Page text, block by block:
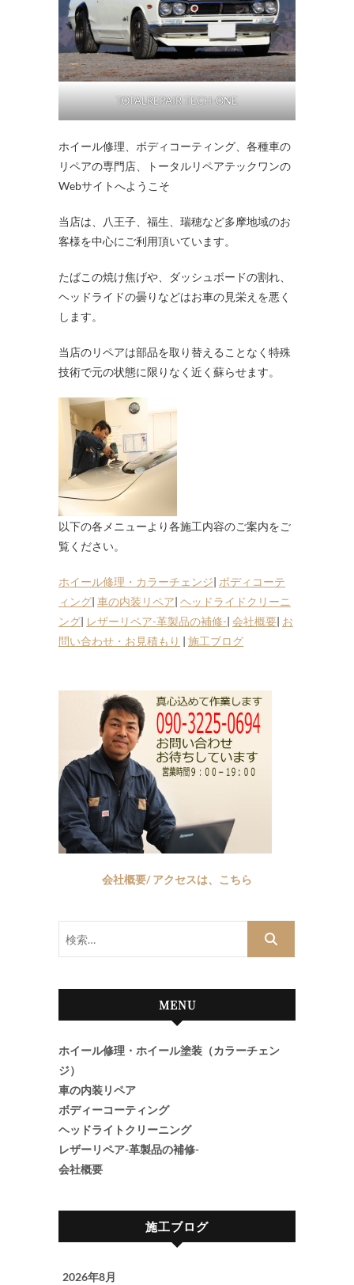
TOTALREPAIR TECH-ONE
ホイール修理、ボディコーティング、各種車の
リペアの専門店、トータルリペアテックワンの
Webサイトへようこそ
当店は、八王子、福生、瑞穂など多摩地域のお
客様を中心にご利用頂いています。
たばこの焼け焦げや、ダッシュボードの割れ、
ヘッドライドの曇りなどはお車の見栄えを悪く
します。
当店のリペアは部品を取り替えることなく特殊
技術で元の状態に限りなく近く蘇らせます。
以下の各メニューより各施工内容のご案内をご
覧ください。
ホイール修理・カラーチェンジ| ボディコーテ
ィング| 車の内装リペア| ヘッドライドクリーニ
ング| レザーリペア-革製品の補修-| 会社概要| お
問い合わせ・お見積もり | 施工ブログ
会社概要/ アクセスは、こちら
MENU
ホイール修理・ホイール塗装（カラーチェン
ジ）
車の内装リペア
ボディーコーティング
ヘッドライトクリーニング
レザーリペア-革製品の補修-
会社概要
施工ブログ
2026年8月